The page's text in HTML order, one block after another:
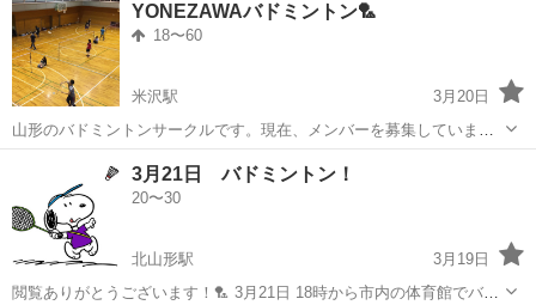
YONEZAWAバドミントン🏸
18〜60
米沢駅
3月20日
山形のバドミントンサークルです。現在、メンバーを募集していま
す。募集しているのは男女問わず、バドミントンをやってみたいとい
う方、初心者大歓迎。バドミントンに興味がある方は、ぜひご応募く
ださい。 🈲 サークル内での迷惑行為が...
米沢駅 バドミントン
3月21日 バドミントン！
20〜30
北山形駅
3月19日
閲覧ありがとうございます！🏸 3月21日 18時から市内の体育館でバド